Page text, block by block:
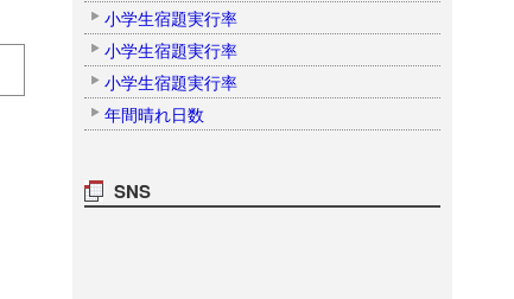
小学生宿題実行率
小学生宿題実行率
小学生宿題実行率
年間晴れ日数
SNS